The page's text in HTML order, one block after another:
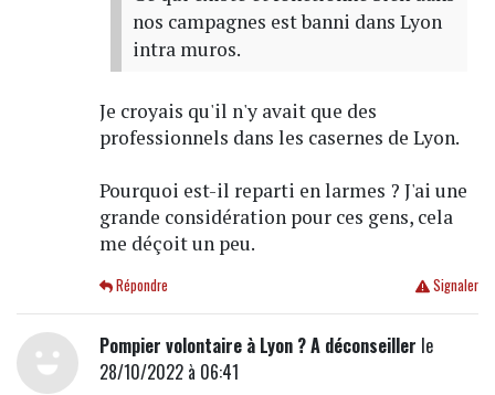
nos campagnes est banni dans Lyon
intra muros.
Je croyais qu'il n'y avait que des
professionnels dans les casernes de Lyon.
Pourquoi est-il reparti en larmes ? J'ai une
grande considération pour ces gens, cela
me déçoit un peu.
Signaler
Répondre
Pompier volontaire à Lyon ? A déconseiller le
28/10/2022 à 06:41